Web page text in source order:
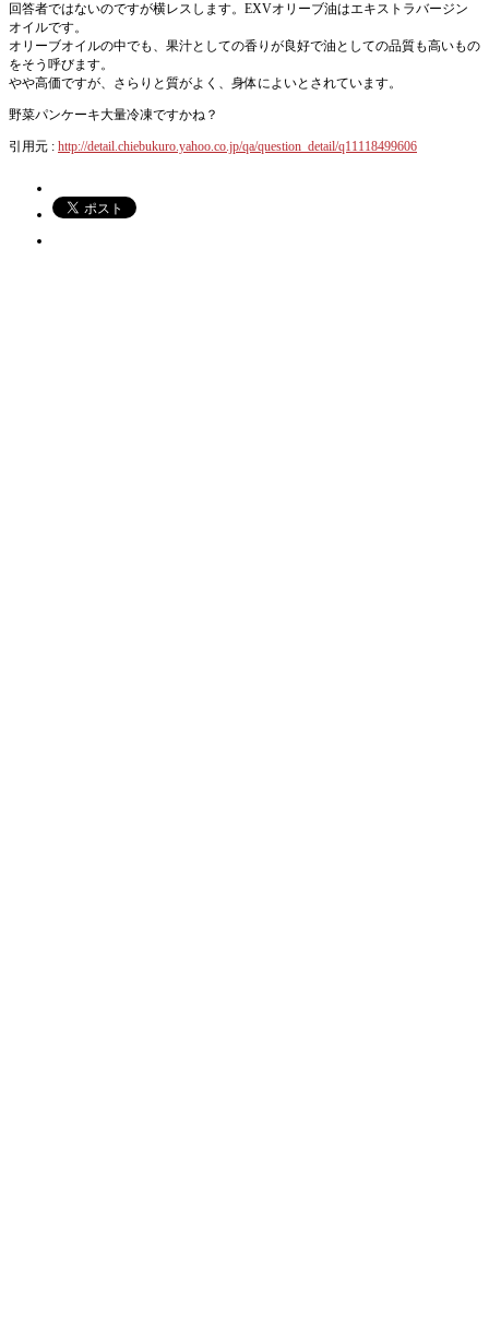
回答者ではないのですが横レスします。EXVオリーブ油はエキストラバージン
オイルです。
オリーブオイルの中でも、果汁としての香りが良好で油としての品質も高いもの
をそう呼びます。
やや高価ですが、さらりと質がよく、身体によいとされています。
野菜パンケーキ大量冷凍ですかね？
引用元 : http://detail.chiebukuro.yahoo.co.jp/qa/question_detail/q11118499606